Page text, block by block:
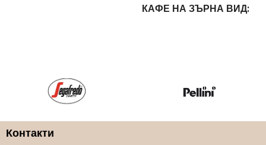
Cuore Nero Caffe
КАФЕ НА ЗЪРНА
КАФЕ НА ЗЪРНА ВИД
Lavazza
Контакти